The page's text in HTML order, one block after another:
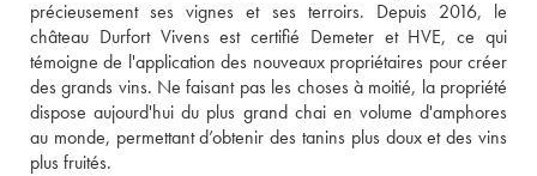
précieusement ses vignes et ses terroirs. Depuis 2016, le
château Durfort Vivens est certifié Demeter et HVE, ce qui
témoigne de l'application des nouveaux propriétaires pour créer
des grands vins. Ne faisant pas les choses à moitié, la propriété
dispose aujourd'hui du plus grand chai en volume d'amphores
au monde, permettant d’obtenir des tanins plus doux et des vins
plus fruités.